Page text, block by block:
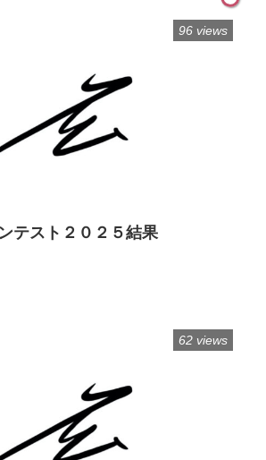
テスト２０２５結果
96 views
62 views